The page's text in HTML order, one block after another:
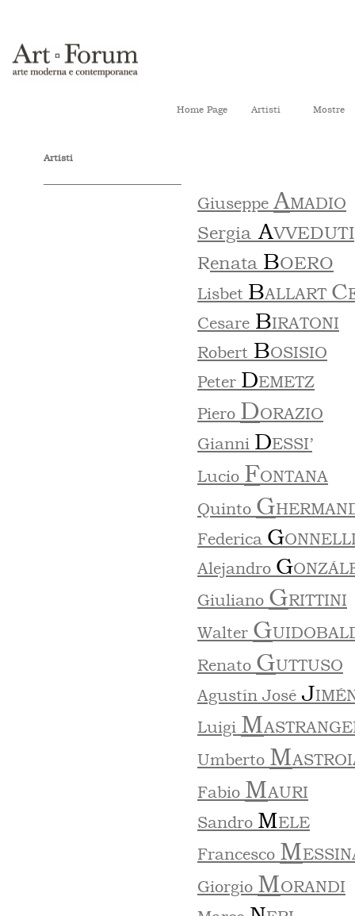
Home Page Artisti Mostre
Artisti
Giuseppe AMADIO
Sergia AVVEDUTI
Renata BOERO
Lisbet BALLART C
Cesare BIRATONI
Robert BOSISIO
Peter DEMETZ
Piero DORAZIO
Gianni DESSI’
Lucio FONTANA
Quinto G
Federica G
Alejandro G
Giuliano GRITTINI
Walter G
Renato GUTTUSO
Agustín José J
Luigi M
Umberto M
Fabio MAURI
Sandro MELE
Francesco M
Giorgio MORANDI